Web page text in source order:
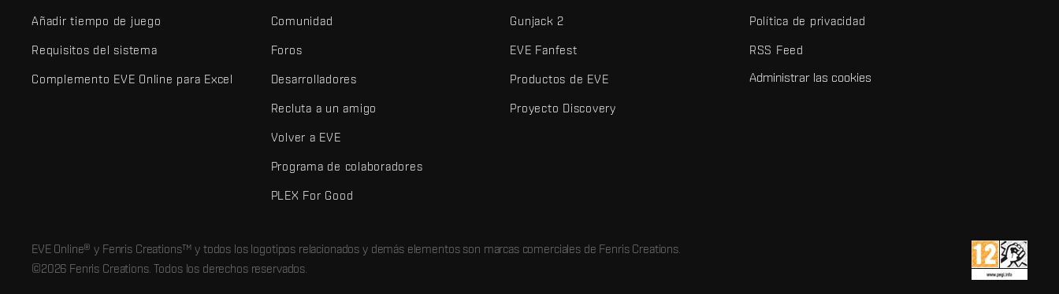
Añadir tiempo de juego
Requisitos del sistema
Complemento EVE Online para Excel
Comunidad
Foros
Desarrolladores
Recluta a un amigo
Volver a EVE
Programa de colaboradores
PLEX For Good
Gunjack 2
EVE Fanfest
Productos de EVE
Proyecto Discovery
Política de privacidad
RSS Feed
Administrar las cookies
EVE Online® y Fenris Creations™ y todos los logotipos relacionados y demás elementos son marcas comerciales de Fenris Creations.
©2026 Fenris Creations. Todos los derechos reservados.